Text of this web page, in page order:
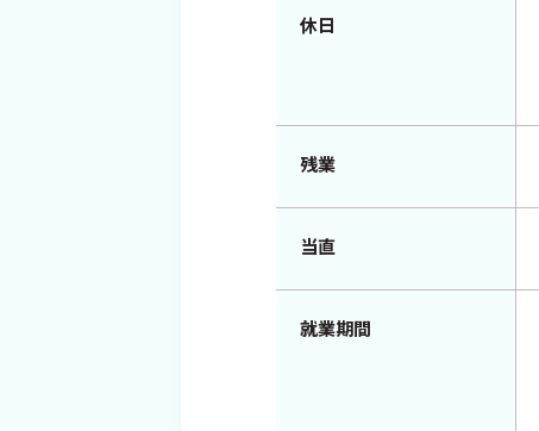
休日
残業
当直
就業期間